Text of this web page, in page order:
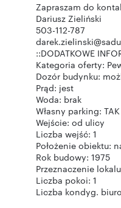
Zapraszam do
Dariusz Zieliński
503-112-787
::DODATKOWE
Kategoria oferty:
Dozór budynku:
Prąd: jest
Woda: brak
Własny parking: TAK
Wejście: od ulicy
Liczba wejść: 1
Położenie obiektu:
Rok budowy: 1975
Przeznaczenie
Liczba pokoi: 1
Liczba kondyg.